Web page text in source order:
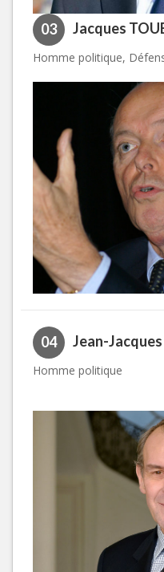
03 Jacques
Homme politique,
04 Jean-
Homme politique